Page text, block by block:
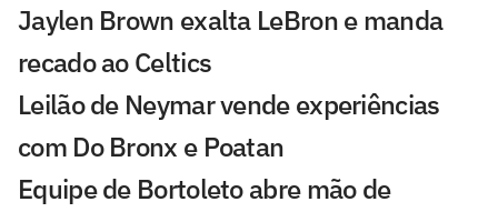
Jaylen Brown exalta LeBron e manda
recado ao Celtics
Leilão de Neymar vende experiências
com Do Bronx e Poatan
Equipe de Bortoleto abre mão de